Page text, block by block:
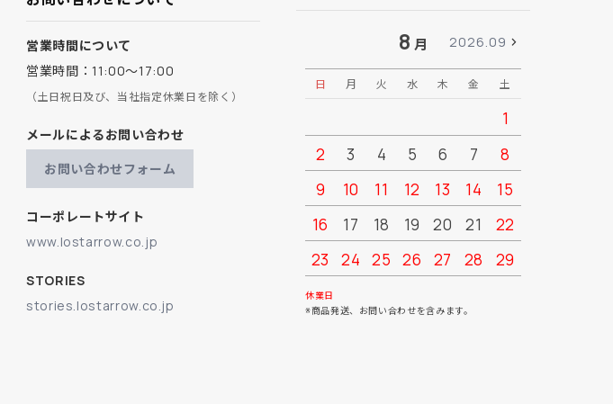
営業時間について
営業時間：11:00～17:00
（土日祝日及び、当社指定休業日を除く）
メールによるお問い合わせ
お問い合わせフォーム
コーポレートサイト
www.lostarrow.co.jp
STORIES
stories.lostarrow.co.jp
8 月 2026.09
日 月 火 水 木 金 土
1
2
3 4 5 6 7
8
9
10 11 12 13 14
15
16
17 18 19 20 21
22
23
24 25 26 27 28
29
30
休業日
※商品発送、お問い合わせを含みます。